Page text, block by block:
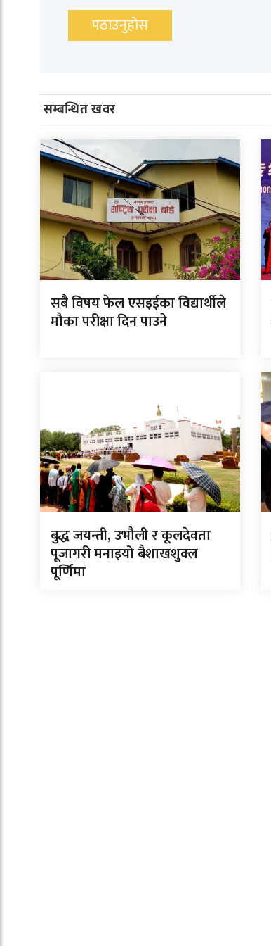
सम्बन्धित खवर
सबै विषय फेल एसइईका विद्यार्थीले
मौका परीक्षा दिन पाउने
बुद्ध जयन्ती, उभौली र कूलदेवता
पूजागरी मनाइयो बैशाखशुक्ल
पूर्णिमा